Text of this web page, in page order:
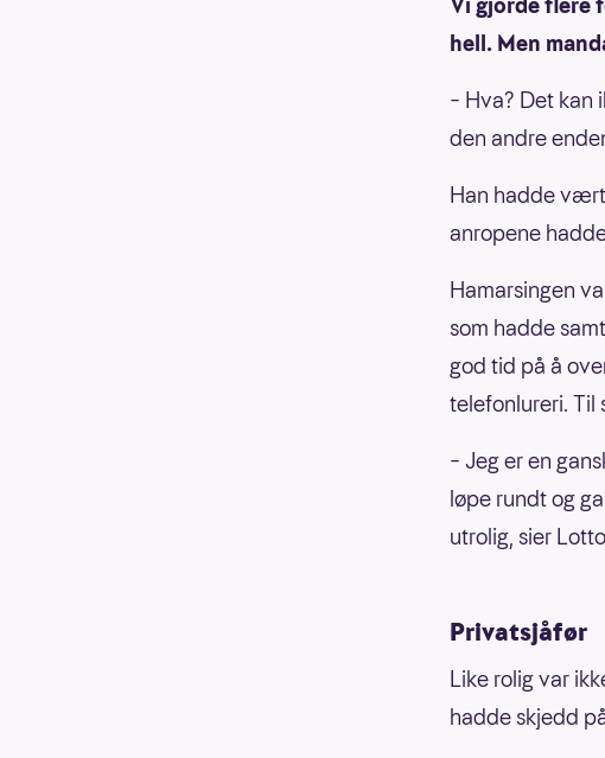
hell. Men
– Hva? Det
den andre
Han hadde
anropene
Hamarsingen
som hadde
god tid på å
telefonlureri. Til
– Jeg er en
løpe rundt og
utrolig, sier
Privatsjåfør
Like rolig var
hadde skjedd